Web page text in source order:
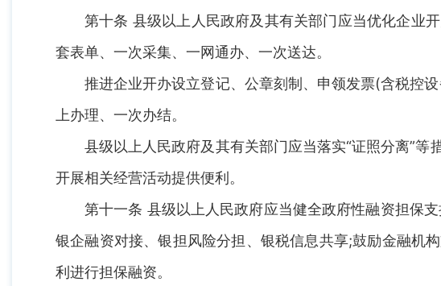
第十条 县级以上人民政府及其有关部门应当优化企业
套表单、一次采集、一网通办、一次送达。
推进企业开办设立登记、公章刻制、申领发票(含税控
上办理、一次办结。
县级以上人民政府及其有关部门应当落实“证照分离”
开展相关经营活动提供便利。
第十一条 县级以上人民政府应当健全政府性融资担保
银企融资对接、银担风险分担、银税信息共享;鼓励金融机
利进行担保融资。